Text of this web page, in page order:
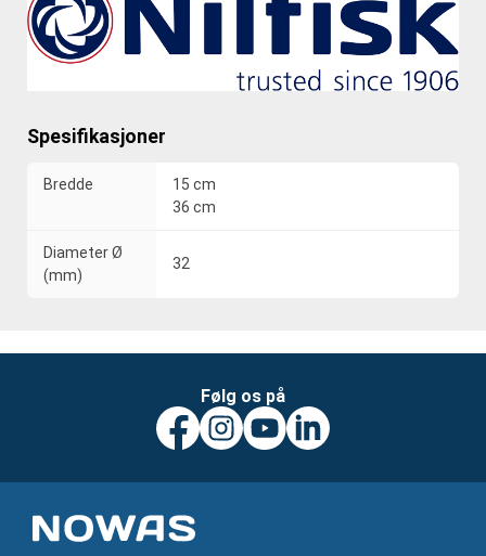
Spesifikasjoner
Bredde
15 cm
36 cm
Diameter Ø
(mm)
32
Følg os på